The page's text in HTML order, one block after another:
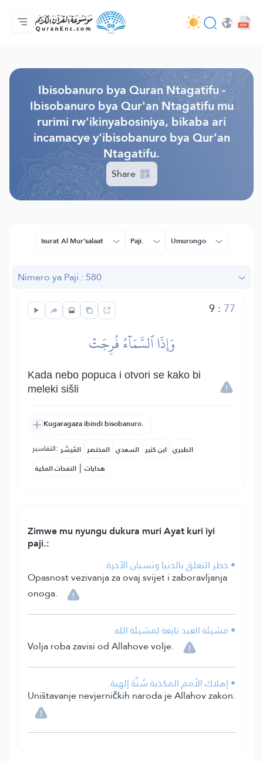
Ahabanza.
Ishakiro ry'ibisobanuro
Audio
Serivisi z'abakora amavugurura. - API
Ibijyanye n'umushinga.
Twandikire.
Ururimi.
Ibisobanuro bya Quran Ntagatifu -
Ibisobanuro bya Qur'an Ntagatifu mu
rurimi rw'ikinyabosiniya, bikaba ari
incamacye y'ibisobanuro bya Qur'an
Ntagatifu.
Share
Isurat Al Mur’salaat Paji. Umurongo
Nimero ya Paji.: 580
9: 77
وَإِذَا ٱلسَّمَآءُ فُرِجَتۡ
Kada nebo popuca i otvori se kako bi
meleki sišli
Kugaragaza ibindi bisobanuro.
التفاسير: المُيسَّر المختصر السعدي ابن كثير الطبري
النفحات المكية | هدايات
Zimwe mu nyungu dukura muri Ayat kuri iyi
paji.:
• خطر التعلق بالدنيا ونسيان الآخرة.
Opasnost vezivanja za ovaj svijet i zaboravljanja
onoga.
• مشيئة العبد تابعة لمشيئة الله.
Volja roba zavisi od Allahove volje.
• إهلاك الأمم المكذبة سُنَّة إلهية.
Uništavanje nevjerničkih naroda je Allahov zakon.